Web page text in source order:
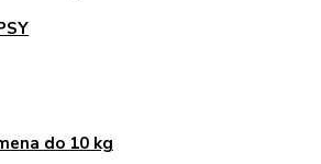
do 10 kg